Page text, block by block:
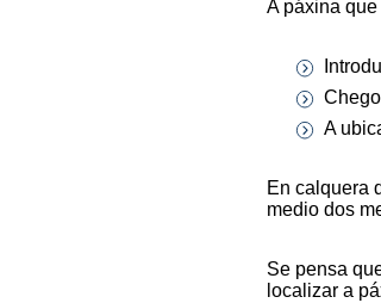
A páxina
A
En calquera
medio dos
Se pensa
localizar a